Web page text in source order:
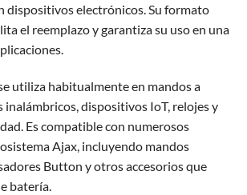
dispositivos electrónicos. Su formato
el reemplazo y garantiza su uso en una
utiliza habitualmente en mandos a
inalámbricos, dispositivos IoT, relojes y
Es compatible con numerosos
Ajax, incluyendo mandos
Button y otros accesorios que
batería.